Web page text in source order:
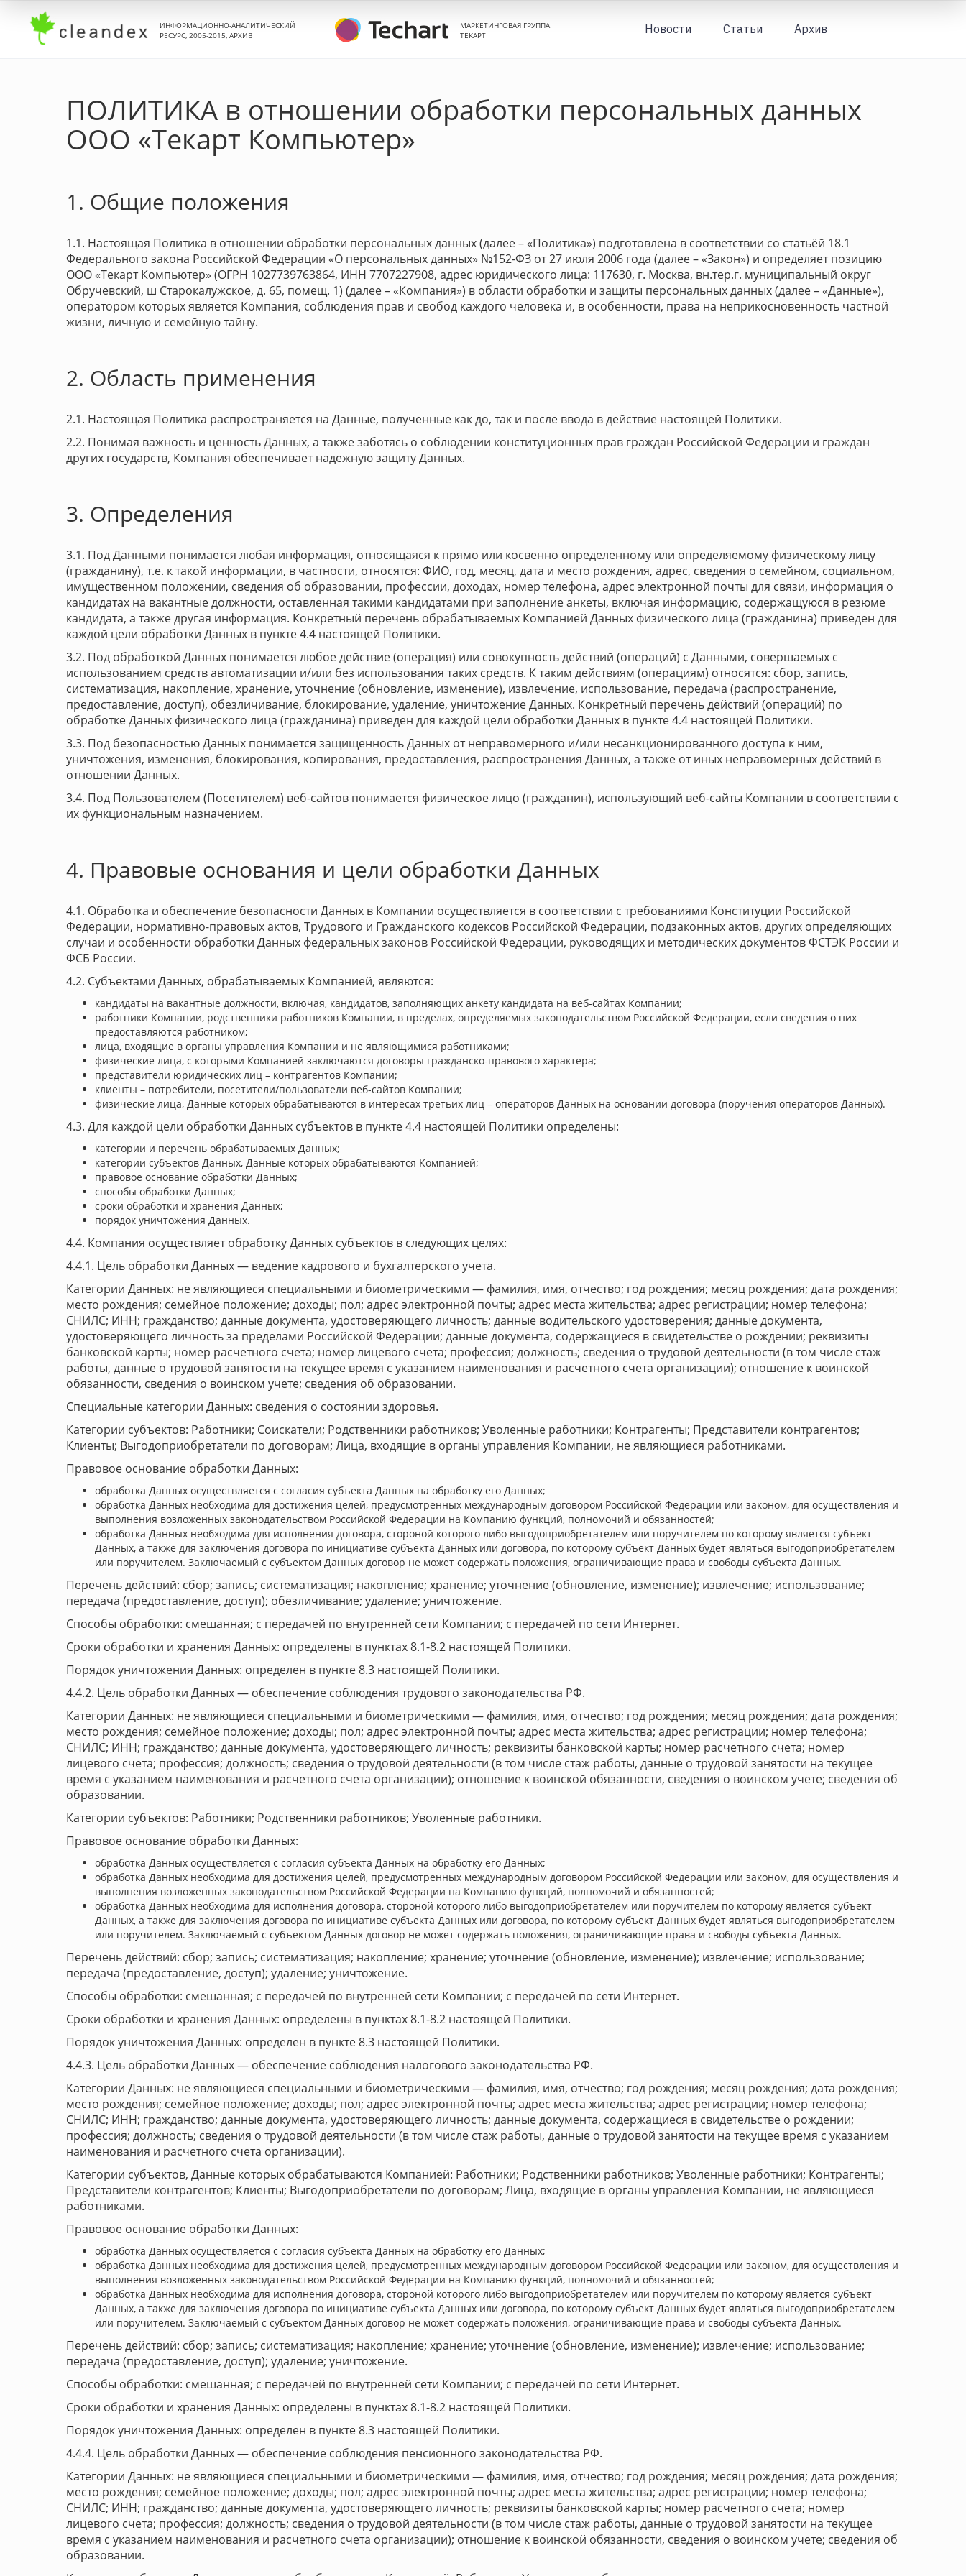
ИНФОРМАЦИОННО-АНАЛИТИЧЕСКИЙ
РЕСУРС, 2005-2015, АРХИВ
МАРКЕТИНГОВАЯ ГРУППА
ТЕКАРТ
Новости Статьи Архив
ПОЛИТИКА в отношении обработки персональных данных
ООО «Текарт Компьютер»
1. Общие положения
1.1. Настоящая Политика в отношении обработки персональных данных (далее – «Политика») подготовлена в соответствии со статьёй 18.1
Федерального закона Российской Федерации «О персональных данных» №152-ФЗ от 27 июля 2006 года (далее – «Закон») и определяет позицию
ООО «Текарт Компьютер» (ОГРН 1027739763864, ИНН 7707227908, адрес юридического лица: 117630, г. Москва, вн.тер.г. муниципальный округ
Обручевский, ш Старокалужское, д. 65, помещ. 1) (далее – «Компания») в области обработки и защиты персональных данных (далее – «Данные»),
оператором которых является Компания, соблюдения прав и свобод каждого человека и, в особенности, права на неприкосновенность частной
жизни, личную и семейную тайну.
2. Область применения
2.1. Настоящая Политика распространяется на Данные, полученные как до, так и после ввода в действие настоящей Политики.
2.2. Понимая важность и ценность Данных, а также заботясь о соблюдении конституционных прав граждан Российской Федерации и граждан
других государств, Компания обеспечивает надежную защиту Данных.
3. Определения
3.1. Под Данными понимается любая информация, относящаяся к прямо или косвенно определенному или определяемому физическому лицу
(гражданину), т.е. к такой информации, в частности, относятся: ФИО, год, месяц, дата и место рождения, адрес, сведения о семейном, социальном,
имущественном положении, сведения об образовании, профессии, доходах, номер телефона, адрес электронной почты для связи, информация о
кандидатах на вакантные должности, оставленная такими кандидатами при заполнение анкеты, включая информацию, содержащуюся в резюме
кандидата, а также другая информация. Конкретный перечень обрабатываемых Компанией Данных физического лица (гражданина) приведен для
каждой цели обработки Данных в пункте 4.4 настоящей Политики.
3.2. Под обработкой Данных понимается любое действие (операция) или совокупность действий (операций) с Данными, совершаемых с
использованием средств автоматизации и/или без использования таких средств. К таким действиям (операциям) относятся: сбор, запись,
систематизация, накопление, хранение, уточнение (обновление, изменение), извлечение, использование, передача (распространение,
предоставление, доступ), обезличивание, блокирование, удаление, уничтожение Данных. Конкретный перечень действий (операций) по
обработке Данных физического лица (гражданина) приведен для каждой цели обработки Данных в пункте 4.4 настоящей Политики.
3.3. Под безопасностью Данных понимается защищенность Данных от неправомерного и/или несанкционированного доступа к ним,
уничтожения, изменения, блокирования, копирования, предоставления, распространения Данных, а также от иных неправомерных действий в
отношении Данных.
3.4. Под Пользователем (Посетителем) веб-сайтов понимается физическое лицо (гражданин), использующий веб-сайты Компании в соответствии с
их функциональным назначением.
4. Правовые основания и цели обработки Данных
4.1. Обработка и обеспечение безопасности Данных в Компании осуществляется в соответствии с требованиями Конституции Российской
Федерации, нормативно-правовых актов, Трудового и Гражданского кодексов Российской Федерации, подзаконных актов, других определяющих
случаи и особенности обработки Данных федеральных законов Российской Федерации, руководящих и методических документов ФСТЭК России и
ФСБ России.
4.2. Субъектами Данных, обрабатываемых Компанией, являются:
кандидаты на вакантные должности, включая, кандидатов, заполняющих анкету кандидата на веб-сайтах Компании;
работники Компании, родственники работников Компании, в пределах, определяемых законодательством Российской Федерации, если сведения о них
предоставляются работником;
лица, входящие в органы управления Компании и не являющимися работниками;
физические лица, с которыми Компанией заключаются договоры гражданско-правового характера;
представители юридических лиц – контрагентов Компании;
клиенты – потребители, посетители/пользователи веб-сайтов Компании;
физические лица, Данные которых обрабатываются в интересах третьих лиц – операторов Данных на основании договора (поручения операторов Данных).
4.3. Для каждой цели обработки Данных субъектов в пункте 4.4 настоящей Политики определены:
категории и перечень обрабатываемых Данных;
категории субъектов Данных, Данные которых обрабатываются Компанией;
правовое основание обработки Данных;
способы обработки Данных;
сроки обработки и хранения Данных;
порядок уничтожения Данных.
4.4. Компания осуществляет обработку Данных субъектов в следующих целях:
4.4.1. Цель обработки Данных — ведение кадрового и бухгалтерского учета.
Категории Данных: не являющиеся специальными и биометрическими — фамилия, имя, отчество; год рождения; месяц рождения; дата рождения;
место рождения; семейное положение; доходы; пол; адрес электронной почты; адрес места жительства; адрес регистрации; номер телефона;
СНИЛС; ИНН; гражданство; данные документа, удостоверяющего личность; данные водительского удостоверения; данные документа,
удостоверяющего личность за пределами Российской Федерации; данные документа, содержащиеся в свидетельстве о рождении; реквизиты
банковской карты; номер расчетного счета; номер лицевого счета; профессия; должность; сведения о трудовой деятельности (в том числе стаж
работы, данные о трудовой занятости на текущее время с указанием наименования и расчетного счета организации); отношение к воинской
обязанности, сведения о воинском учете; сведения об образовании.
Специальные категории Данных: сведения о состоянии здоровья.
Категории субъектов: Работники; Соискатели; Родственники работников; Уволенные работники; Контрагенты; Представители контрагентов;
Клиенты; Выгодоприобретатели по договорам; Лица, входящие в органы управления Компании, не являющиеся работниками.
Правовое основание обработки Данных:
обработка Данных осуществляется с согласия субъекта Данных на обработку его Данных;
обработка Данных необходима для достижения целей, предусмотренных международным договором Российской Федерации или законом, для осуществления и
выполнения возложенных законодательством Российской Федерации на Компанию функций, полномочий и обязанностей;
обработка Данных необходима для исполнения договора, стороной которого либо выгодоприобретателем или поручителем по которому является субъект
Данных, а также для заключения договора по инициативе субъекта Данных или договора, по которому субъект Данных будет являться выгодоприобретателем
или поручителем. Заключаемый с субъектом Данных договор не может содержать положения, ограничивающие права и свободы субъекта Данных.
Перечень действий: сбор; запись; систематизация; накопление; хранение; уточнение (обновление, изменение); извлечение; использование;
передача (предоставление, доступ); обезличивание; удаление; уничтожение.
Способы обработки: смешанная; с передачей по внутренней сети Компании; с передачей по сети Интернет.
Сроки обработки и хранения Данных: определены в пунктах 8.1-8.2 настоящей Политики.
Порядок уничтожения Данных: определен в пункте 8.3 настоящей Политики.
4.4.2. Цель обработки Данных — обеспечение соблюдения трудового законодательства РФ.
Категории Данных: не являющиеся специальными и биометрическими — фамилия, имя, отчество; год рождения; месяц рождения; дата рождения;
место рождения; семейное положение; доходы; пол; адрес электронной почты; адрес места жительства; адрес регистрации; номер телефона;
СНИЛС; ИНН; гражданство; данные документа, удостоверяющего личность; реквизиты банковской карты; номер расчетного счета; номер
лицевого счета; профессия; должность; сведения о трудовой деятельности (в том числе стаж работы, данные о трудовой занятости на текущее
время с указанием наименования и расчетного счета организации); отношение к воинской обязанности, сведения о воинском учете; сведения об
образовании.
Категории субъектов: Работники; Родственники работников; Уволенные работники.
Правовое основание обработки Данных:
обработка Данных осуществляется с согласия субъекта Данных на обработку его Данных;
обработка Данных необходима для достижения целей, предусмотренных международным договором Российской Федерации или законом, для осуществления и
выполнения возложенных законодательством Российской Федерации на Компанию функций, полномочий и обязанностей;
обработка Данных необходима для исполнения договора, стороной которого либо выгодоприобретателем или поручителем по которому является субъект
Данных, а также для заключения договора по инициативе субъекта Данных или договора, по которому субъект Данных будет являться выгодоприобретателем
или поручителем. Заключаемый с субъектом Данных договор не может содержать положения, ограничивающие права и свободы субъекта Данных.
Перечень действий: сбор; запись; систематизация; накопление; хранение; уточнение (обновление, изменение); извлечение; использование;
передача (предоставление, доступ); удаление; уничтожение.
Способы обработки: смешанная; с передачей по внутренней сети Компании; с передачей по сети Интернет.
Сроки обработки и хранения Данных: определены в пунктах 8.1-8.2 настоящей Политики.
Порядок уничтожения Данных: определен в пункте 8.3 настоящей Политики.
4.4.3. Цель обработки Данных — обеспечение соблюдения налогового законодательства РФ.
Категории Данных: не являющиеся специальными и биометрическими — фамилия, имя, отчество; год рождения; месяц рождения; дата рождения;
место рождения; семейное положение; доходы; пол; адрес электронной почты; адрес места жительства; адрес регистрации; номер телефона;
СНИЛС; ИНН; гражданство; данные документа, удостоверяющего личность; данные документа, содержащиеся в свидетельстве о рождении;
профессия; должность; сведения о трудовой деятельности (в том числе стаж работы, данные о трудовой занятости на текущее время с указанием
наименования и расчетного счета организации).
Категории субъектов, Данные которых обрабатываются Компанией: Работники; Родственники работников; Уволенные работники; Контрагенты;
Представители контрагентов; Клиенты; Выгодоприобретатели по договорам; Лица, входящие в органы управления Компании, не являющиеся
работниками.
Правовое основание обработки Данных:
обработка Данных осуществляется с согласия субъекта Данных на обработку его Данных;
обработка Данных необходима для достижения целей, предусмотренных международным договором Российской Федерации или законом, для осуществления и
выполнения возложенных законодательством Российской Федерации на Компанию функций, полномочий и обязанностей;
обработка Данных необходима для исполнения договора, стороной которого либо выгодоприобретателем или поручителем по которому является субъект
Данных, а также для заключения договора по инициативе субъекта Данных или договора, по которому субъект Данных будет являться выгодоприобретателем
или поручителем. Заключаемый с субъектом Данных договор не может содержать положения, ограничивающие права и свободы субъекта Данных.
Перечень действий: сбор; запись; систематизация; накопление; хранение; уточнение (обновление, изменение); извлечение; использование;
передача (предоставление, доступ); удаление; уничтожение.
Способы обработки: смешанная; с передачей по внутренней сети Компании; с передачей по сети Интернет.
Сроки обработки и хранения Данных: определены в пунктах 8.1-8.2 настоящей Политики.
Порядок уничтожения Данных: определен в пункте 8.3 настоящей Политики.
4.4.4. Цель обработки Данных — обеспечение соблюдения пенсионного законодательства РФ.
Категории Данных: не являющиеся специальными и биометрическими — фамилия, имя, отчество; год рождения; месяц рождения; дата рождения;
место рождения; семейное положение; доходы; пол; адрес электронной почты; адрес места жительства; адрес регистрации; номер телефона;
СНИЛС; ИНН; гражданство; данные документа, удостоверяющего личность; реквизиты банковской карты; номер расчетного счета; номер
лицевого счета; профессия; должность; сведения о трудовой деятельности (в том числе стаж работы, данные о трудовой занятости на текущее
время с указанием наименования и расчетного счета организации); отношение к воинской обязанности, сведения о воинском учете; сведения об
образовании.